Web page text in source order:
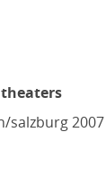
salzburg 2007